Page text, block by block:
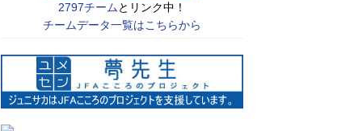
2797チーム とリンク中！
チームデータ一覧はこちらから